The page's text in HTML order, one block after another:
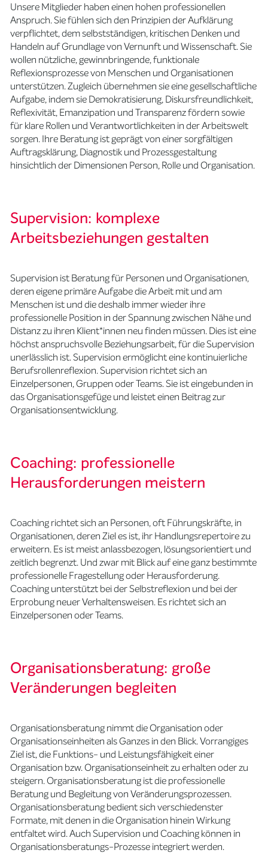
Unsere Mitglieder haben einen hohen professionellen
Anspruch. Sie fühlen sich den Prinzipien der Aufklärung
verpflichtet, dem selbstständigen, kritischen Denken und
Handeln auf Grundlage von Vernunft und Wissenschaft. Sie
wollen nützliche, gewinnbringende, funktionale
Reflexionsprozesse von Menschen und Organisationen
unterstützen. Zugleich übernehmen sie eine gesellschaftliche
Aufgabe, indem sie Demokratisierung, Diskursfreundlichkeit,
Reflexivität, Emanzipation und Transparenz fördern sowie
für klare Rollen und Verantwortlichkeiten in der Arbeitswelt
sorgen. Ihre Beratung ist geprägt von einer sorgfältigen
Auftragsklärung, Diagnostik und Prozessgestaltung
hinsichtlich der Dimensionen Person, Rolle und Organisation.
Supervision: komplexe
Arbeitsbeziehungen gestalten
Supervision ist Beratung für Personen und Organisationen,
deren eigene primäre Aufgabe die Arbeit mit und am
Menschen ist und die deshalb immer wieder ihre
professionelle Position in der Spannung zwischen Nähe und
Distanz zu ihren Klient*innen neu finden müssen. Dies ist eine
höchst anspruchsvolle Beziehungsarbeit, für die Supervision
unerlässlich ist. Supervision ermöglicht eine kontinuierliche
Berufsrollenreflexion. Supervision richtet sich an
Einzelpersonen, Gruppen oder Teams. Sie ist eingebunden in
das Organisationsgefüge und leistet einen Beitrag zur
Organisationsentwicklung.
Coaching: professionelle
Herausforderungen meistern
Coaching richtet sich an Personen, oft Führungskräfte, in
Organisationen, deren Ziel es ist, ihr Handlungsrepertoire zu
erweitern. Es ist meist anlassbezogen, lösungsorientiert und
zeitlich begrenzt. Und zwar mit Blick auf eine ganz bestimmte
professionelle Fragestellung oder Herausforderung.
Coaching unterstützt bei der Selbstreflexion und bei der
Erprobung neuer Verhaltensweisen. Es richtet sich an
Einzelpersonen oder Teams.
Organisationsberatung: große
Veränderungen begleiten
Organisationsberatung nimmt die Organisation oder
Organisationseinheiten als Ganzes in den Blick. Vorrangiges
Ziel ist, die Funktions- und Leistungsfähigkeit einer
Organisation bzw. Organisationseinheit zu erhalten oder zu
steigern. Organisationsberatung ist die professionelle
Beratung und Begleitung von Veränderungsprozessen.
Organisationsberatung bedient sich verschiedenster
Formate, mit denen in die Organisation hinein Wirkung
entfaltet wird. Auch Supervision und Coaching können in
Organisationsberatungs-Prozesse integriert werden.